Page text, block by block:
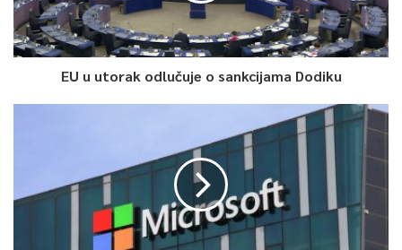
EU u utorak odlučuje o sankcijama Dodiku